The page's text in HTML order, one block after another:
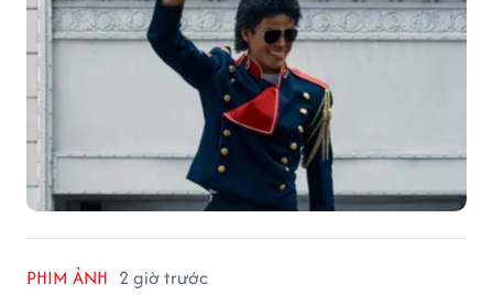
PHIM ẢNH 2 giờ trước